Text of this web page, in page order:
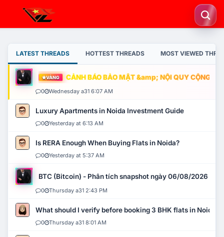
LATEST THREADS HOTTEST THREADS MOST VIEWED
VÀNG CẢNH BÁO BẢO MẬT &amp; NỘI QUY CỘNG
0 Wednesday a31 6:07 AM
Luxury Apartments in Noida Investment Guide
0 Yesterday at 6:13 AM
Is RERA Enough When Buying Flats in Noida?
0 Yesterday at 5:37 AM
BTC (Bitcoin) - Phân tích snapshot ngày 06/08/2026
0 Thursday a31 2:43 PM
What should I verify before booking 3 BHK flats in Noida?
0 Thursday a31 8:01 AM